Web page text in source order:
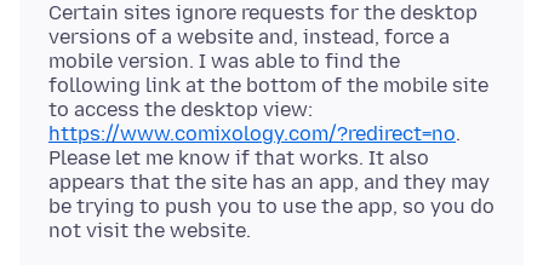
Certain sites ignore requests for the desktop
versions of a website and, instead, force a
mobile version. I was able to find the
following link at the bottom of the mobile site
to access the desktop view:
https://www.comixology.com/?redirect=no.
Please let me know if that works. It also
appears that the site has an app, and they may
be trying to push you to use the app, so you do